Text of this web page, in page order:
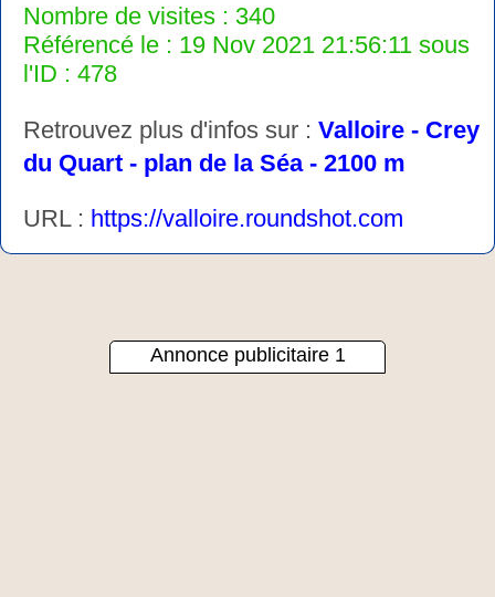
Nombre de visites : 340
Référencé le : 19 Nov 2021 21:56:11 sous
l'ID : 478
Retrouvez plus d'infos sur : Valloire - Crey
du Quart - plan de la Séa - 2100 m
URL : https://valloire.roundshot.com
Annonce publicitaire 1